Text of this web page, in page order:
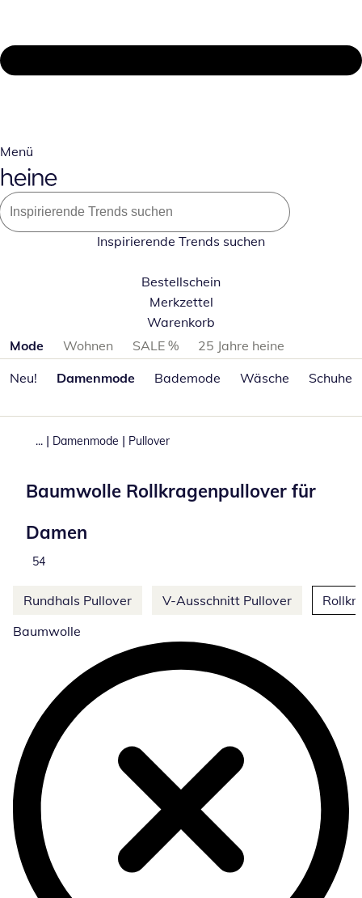
Menü
Inspirierende Trends suchen
Bestellschein
Merkzettel
Warenkorb
Produktkategorien überspringen
Mode Wohnen SALE %
25 Jahre heine
Neu!
Damenmode Bademode Wäsche Schuhe
... | Damenmode | Pullover
Baumwolle Rollkragenpullover für
Damen
Total number of products:
54
Weitere Kategorien überspringen
Rundhals Pullover V-Ausschnitt Pullover
Baumwolle